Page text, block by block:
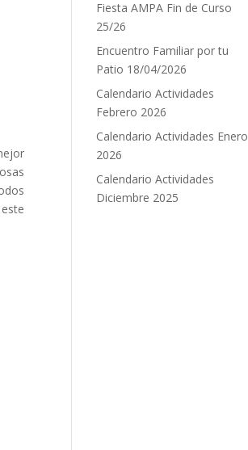
Fiesta AMPA Fin de Curso
25/26
Encuentro Familiar por tu
Patio 18/04/2026
Calendario Actividades
Febrero 2026
Calendario Actividades Enero
2026
Calendario Actividades
Diciembre 2025